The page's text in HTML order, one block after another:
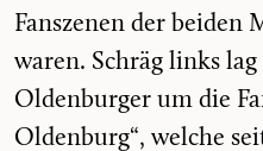
Fanszenen der beiden
waren. Schräg links
Oldenburger um die
Oldenburg“, welche